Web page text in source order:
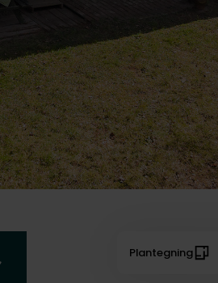
Plantegning